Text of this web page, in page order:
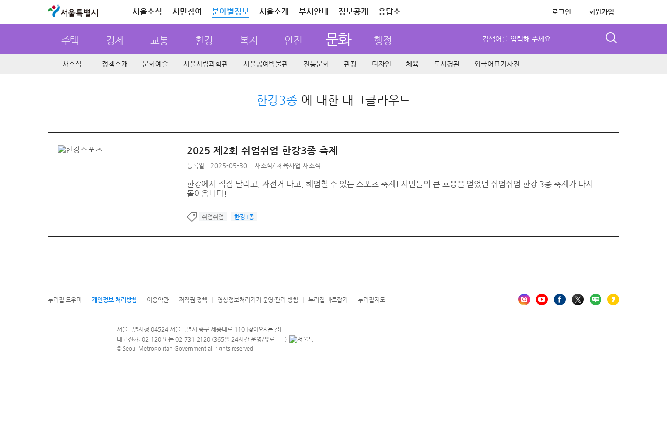
서울특별시 서울소식 시민참여 분야별정보 서울소개 부서안내 정보공개 응답소 로그인 회원가입
주택 경제 교통 환경 복지 안전 문화 행정 검색어를 입력해 주세요
새소식 정책소개 문화예술 서울시립과학관 서울공예박물관 전통문화 관광 디자인 체육 도시경관 외국어표기사전
한강3종 에 대한 태그클라우드
2025 제2회 쉬엄쉬엄 한강3종 축제
등록일 : 2025-05-30 새소식/ 체육사업 새소식
한강에서 직접 달리고, 자전거 타고, 헤엄칠 수 있는 스포츠 축제! 시민들의 큰 호응을 얻었던 쉬엄쉬엄 한강 3종 축제가 다시
돌아옵니다!
쉬엄쉬엄 한강3종
누리집 도우미 개인정보 처리방침 이용약관 저작권 정책 영상정보처리기기 운영·관리 방침 누리집 바로잡기 누리집지도
문의 전화번호 120, 120 다산콜재단
서울특별시청 04524 서울특별시 중구 세종대로 110 [찾아오시는 길]
대표전화: 02-120 또는 02-731-2120 (365일 24시간 운영/유료 안내팝업 열기
)
© Seoul Metropolitan Government all rights reserved